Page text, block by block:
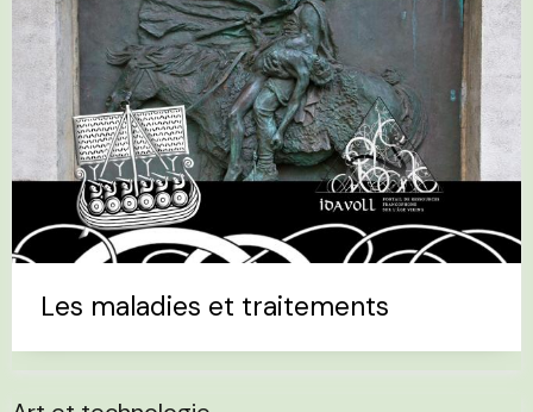
Les maladies et traitements